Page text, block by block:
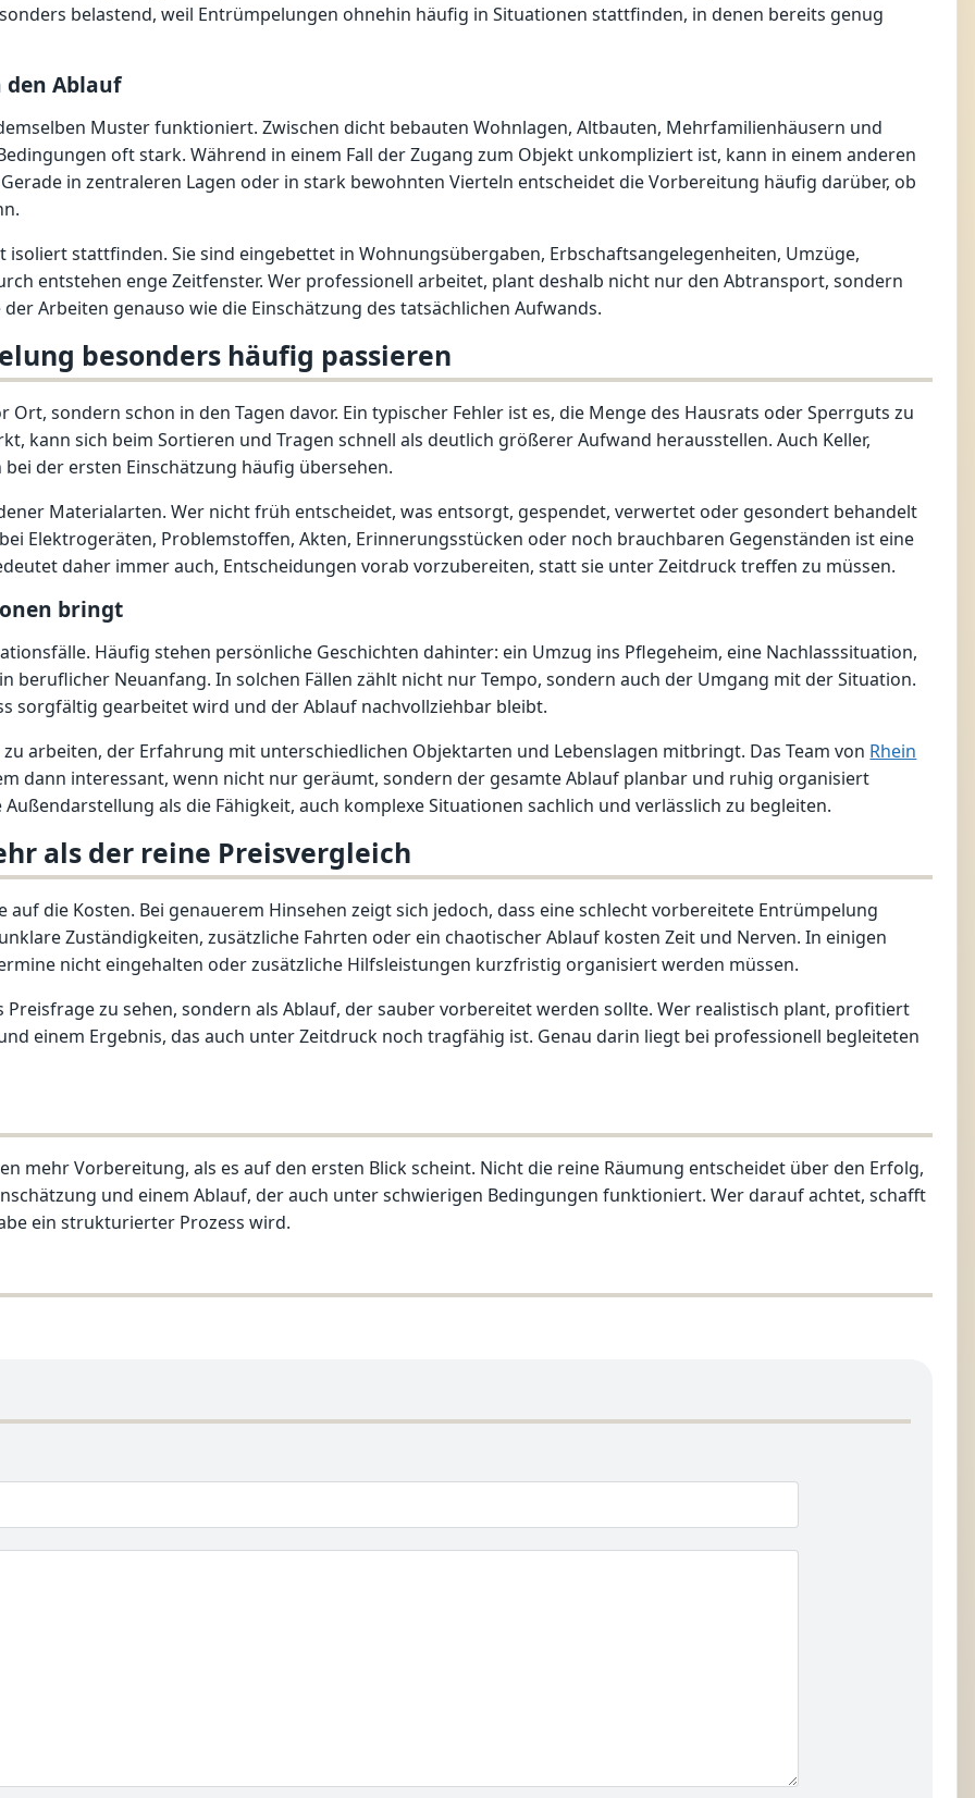
belastend, weil Entrümpelungen ohnehin häufig in Situationen stattfinden, in denen bereits genug
Ablauf
Muster funktioniert. Zwischen dicht bebauten Wohnlagen, Altbauten, Mehrfamilienhäusern und
oft stark. Während in einem Fall der Zugang zum Objekt unkompliziert ist, kann in einem anderen
in zentraleren Lagen oder in stark bewohnten Vierteln entscheidet die Vorbereitung häufig darüber, ob
stattfinden. Sie sind eingebettet in Wohnungsübergaben, Erbschaftsangelegenheiten, Umzüge,
entstehen enge Zeitfenster. Wer professionell arbeitet, plant deshalb nicht nur den Abtransport, sondern
Arbeiten genauso wie die Einschätzung des tatsächlichen Aufwands.
besonders häufig passieren
sondern schon in den Tagen davor. Ein typischer Fehler ist es, die Menge des Hausrats oder Sperrguts zu
kann sich beim Sortieren und Tragen schnell als deutlich größerer Aufwand herausstellen. Auch Keller,
der ersten Einschätzung häufig übersehen.
Materialarten. Wer nicht früh entscheidet, was entsorgt, gespendet, verwertet oder gesondert behandelt
Elektrogeräten, Problemstoffen, Akten, Erinnerungsstücken oder noch brauchbaren Gegenständen ist eine
daher immer auch, Entscheidungen vorab vorzubereiten, statt sie unter Zeitdruck treffen zu müssen.
bringt
Häufig stehen persönliche Geschichten dahinter: ein Umzug ins Pflegeheim, eine Nachlasssituation,
beruflicher Neuanfang. In solchen Fällen zählt nicht nur Tempo, sondern auch der Umgang mit der Situation.
sorgfältig gearbeitet wird und der Ablauf nachvollziehbar bleibt.
arbeiten, der Erfahrung mit unterschiedlichen Objektarten und Lebenslagen mitbringt. Das Team von Rhein
dann interessant, wenn nicht nur geräumt, sondern der gesamte Ablauf planbar und ruhig organisiert
als die Fähigkeit, auch komplexe Situationen sachlich und verlässlich zu begleiten.
als der reine Preisvergleich
die Kosten. Bei genauerem Hinsehen zeigt sich jedoch, dass eine schlecht vorbereitete Entrümpelung
Zuständigkeiten, zusätzliche Fahrten oder ein chaotischer Ablauf kosten Zeit und Nerven. In einigen
nicht eingehalten oder zusätzliche Hilfsleistungen kurzfristig organisiert werden müssen.
zu sehen, sondern als Ablauf, der sauber vorbereitet werden sollte. Wer realistisch plant, profitiert
einem Ergebnis, das auch unter Zeitdruck noch tragfähig ist. Genau darin liegt bei professionell begleiteten
mehr Vorbereitung, als es auf den ersten Blick scheint. Nicht die reine Räumung entscheidet über den Erfolg,
und einem Ablauf, der auch unter schwierigen Bedingungen funktioniert. Wer darauf achtet, schafft
ein strukturierter Prozess wird.